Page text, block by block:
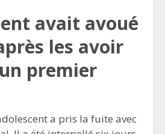
avait avoué
les avoir
premier
a pris la fuite avec